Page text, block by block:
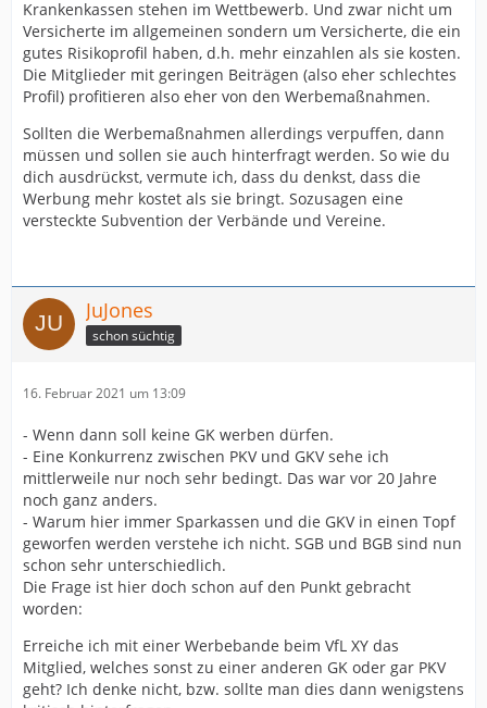
Krankenkassen stehen im Wettbewerb. Und zwar nicht um
Versicherte im allgemeinen sondern um Versicherte, die ein
gutes Risikoprofil haben, d.h. mehr einzahlen als sie kosten.
Die Mitglieder mit geringen Beiträgen (also eher schlechtes
Profil) profitieren also eher von den Werbemaßnahmen.
Sollten die Werbemaßnahmen allerdings verpuffen, dann
müssen und sollen sie auch hinterfragt werden. So wie du
dich ausdrückst, vermute ich, dass du denkst, dass die
Werbung mehr kostet als sie bringt. Sozusagen eine
versteckte Subvention der Verbände und Vereine.
JuJones
schon süchtig
16. Februar 2021 um 13:09
- Wenn dann soll keine GK werben dürfen.
- Eine Konkurrenz zwischen PKV und GKV sehe ich
mittlerweile nur noch sehr bedingt. Das war vor 20 Jahre
noch ganz anders.
- Warum hier immer Sparkassen und die GKV in einen Topf
geworfen werden verstehe ich nicht. SGB und BGB sind nun
schon sehr unterschiedlich.
Die Frage ist hier doch schon auf den Punkt gebracht
worden:
Erreiche ich mit einer Werbebande beim VfL XY das
Mitglied, welches sonst zu einer anderen GK oder gar PKV
geht? Ich denke nicht, bzw. sollte man dies dann wenigstens